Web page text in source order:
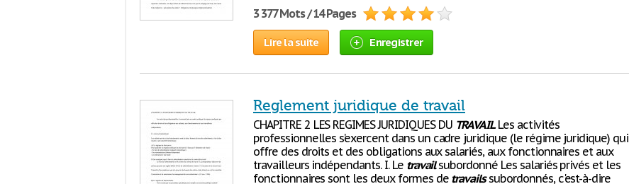
3 377 Mots / 14 Pages
Lire la suite Enregistrer
Reglement juridique de travail
CHAPITRE 2 LES REGIMES JURIDIQUES DU TRAVAILLes activités
professionnelles s’exercent dans un cadre juridique (le régime juridique) qui
offre des droits et des obligations aux salariés, aux fonctionnaires et aux
travailleurs indépendants. I. Le travailsubordonné Les salariés privés et les
fonctionnaires sont les deux formes de travailssubordonnés, c'est-à-dire